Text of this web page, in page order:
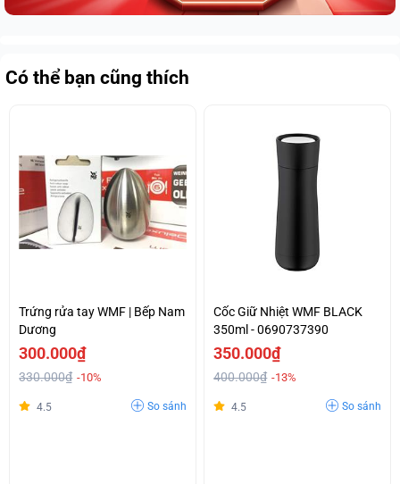
Có thể bạn cũng thích
Trứng rửa tay WMF | Bếp Nam
Dương
300.000₫
330.000₫ -10%
4.5 So sánh
Cốc Giữ Nhiệt WMF BLACK
350ml - 0690737390
350.000₫
400.000₫ -13%
4.5 So sánh